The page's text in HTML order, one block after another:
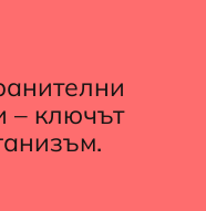
– ключът